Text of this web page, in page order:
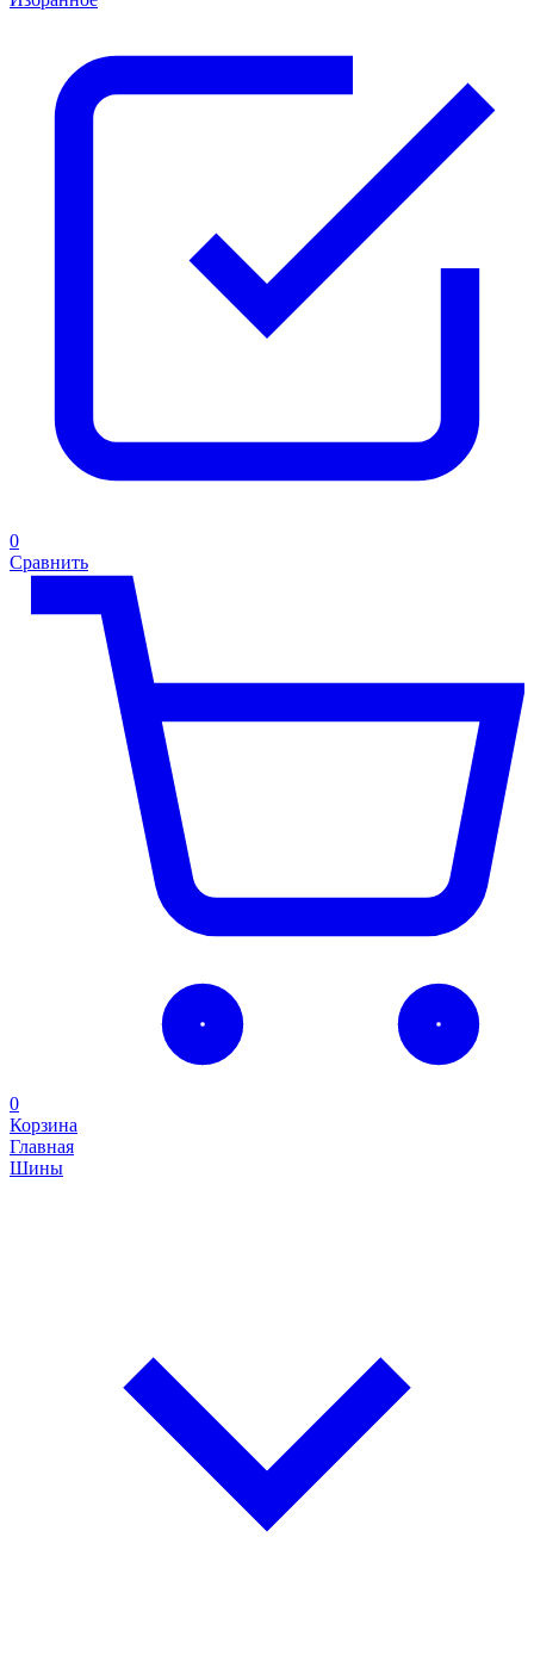
0
Сравнить
0
Корзина
Главная
Шины